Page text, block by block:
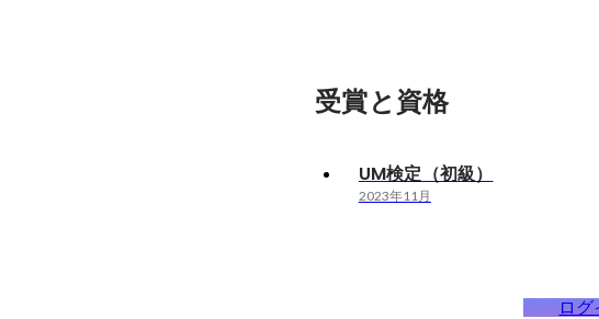
受賞と資格
UM検定（初級）
2023年11月
ロ